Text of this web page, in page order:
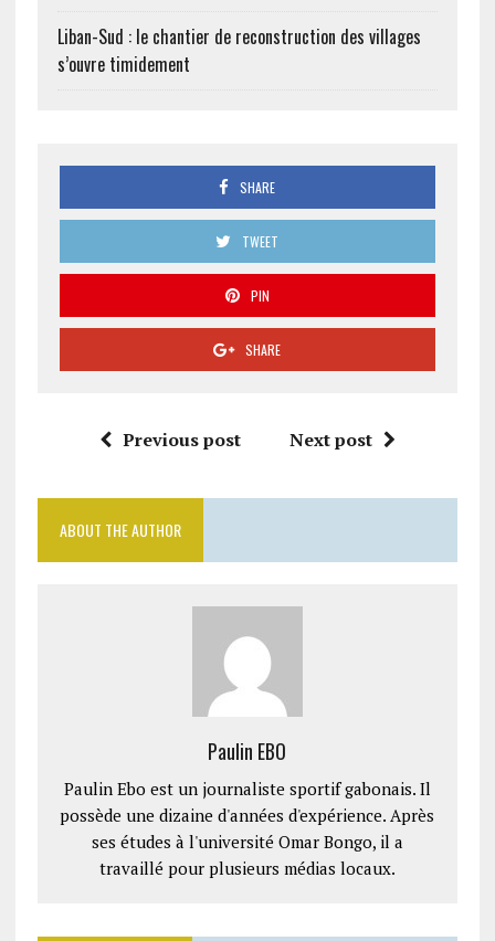
Liban-Sud : le chantier de reconstruction des villages
s’ouvre timidement
SHARE
TWEET
PIN
SHARE
Previous post Next post
ABOUT THE AUTHOR
Paulin EBO
Paulin Ebo est un journaliste sportif gabonais. Il
possède une dizaine d'années d'expérience. Après
ses études à l'université Omar Bongo, il a
travaillé pour plusieurs médias locaux.